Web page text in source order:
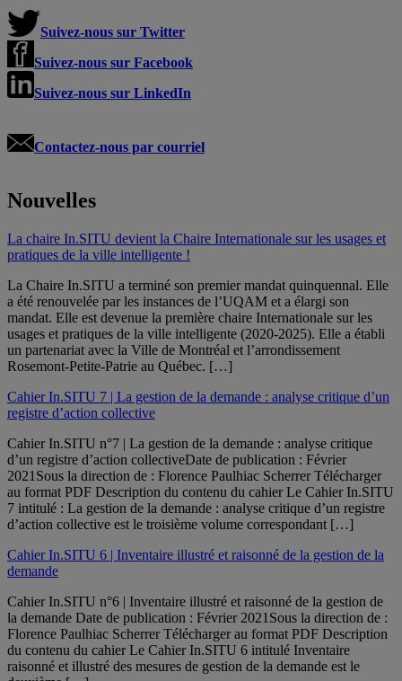
Suivez-nous sur Twitter
Suivez-nous sur Facebook
Suivez-nous sur LinkedIn
Contactez-nous par courriel
Nouvelles
La chaire In.SITU devient la Chaire Internationale sur les usages et
pratiques de la ville intelligente !
La Chaire In.SITU a terminé son premier mandat quinquennal. Elle
a été renouvelée par les instances de l’UQAM et a élargi son
mandat. Elle est devenue la première chaire Internationale sur les
usages et pratiques de la ville intelligente (2020-2025). Elle a établi
un partenariat avec la Ville de Montréal et l’arrondissement
Rosemont-Petite-Patrie au Québec. […]
Cahier In.SITU 7 | La gestion de la demande : analyse critique d’un
registre d’action collective
Cahier In.SITU n°7 | La gestion de la demande : analyse critique
d’un registre d’action collectiveDate de publication : Février
2021Sous la direction de : Florence Paulhiac Scherrer Télécharger
au format PDF Description du contenu du cahier Le Cahier In.SITU
7 intitulé : La gestion de la demande : analyse critique d’un registre
d’action collective est le troisième volume correspondant […]
Cahier In.SITU 6 | Inventaire illustré et raisonné de la gestion de la
demande
Cahier In.SITU n°6 | Inventaire illustré et raisonné de la gestion de
la demande Date de publication : Février 2021Sous la direction de :
Florence Paulhiac Scherrer Télécharger au format PDF Description
du contenu du cahier Le Cahier In.SITU 6 intitulé Inventaire
raisonné et illustré des mesures de gestion de la demande est le